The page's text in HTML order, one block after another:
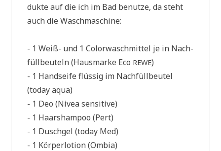
duk­te auf die ich im Bad benut­ze, da steht
auch die Wasch­ma­schi­ne:
- 1 Weiß- und 1 Color­wasch­mit­tel je in Nach­
füll­beu­teln (Haus­mar­ke Eco REWE)
- 1 Hand­sei­fe flüs­sig im Nach­füll­beu­tel
(today aqua)
- 1 Deo (Nivea sensitive)
- 1 Haar­sham­poo (Pert)
- 1 Dusch­gel (today Med)
- 1 Kör­per­lo­tion (Ombia)